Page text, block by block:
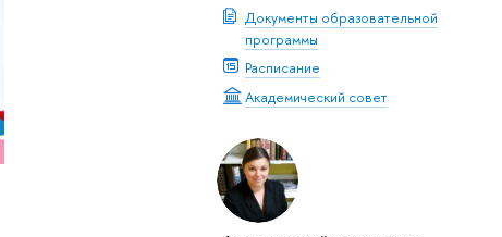
Документы образовательной
программы
Расписание
Академический совет